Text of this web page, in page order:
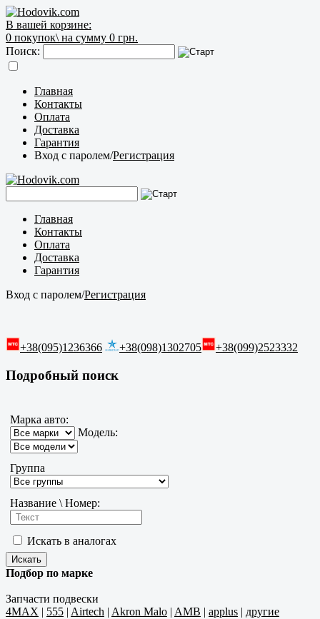
В вашей корзине:
0 покупок\ на сумму 0 грн.
Поиск:
Главная
Контакты
Оплата
Доставка
Гарантия
Вход с паролем/Регистрация
Главная
Контакты
Оплата
Доставка
Гарантия
Вход с паролем/Регистрация
+38(095)1236366 +38(098)1302705 +38(099)2523332
Подробный поиск
Марка авто:
Модель:
Группа
Название \ Номер:
Искать в аналогах
Подбор по марке
Запчасти подвески
4MAX | 555 | Airtech | Akron Malo | AMB | applus | другие